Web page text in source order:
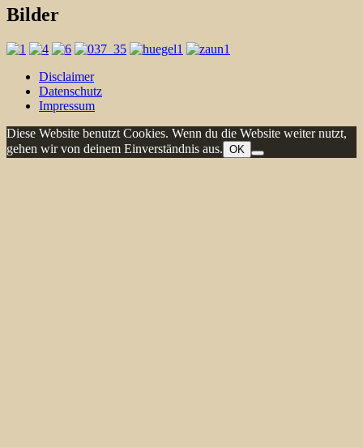
Bilder
Disclaimer
Datenschutz
Impressum
Diese Website benutzt Cookies. Wenn du die Website weiter nutzt,
gehen wir von deinem Einverständnis aus. OK